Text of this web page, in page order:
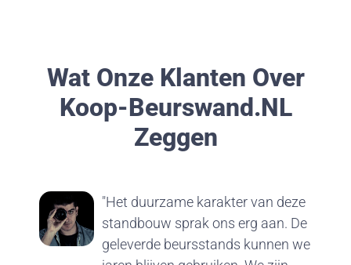
Wat Onze Klanten Over
Koop-Beurswand.nL
Zeggen
"Het duurzame karakter van deze
standbouw sprak ons erg aan. De
geleverde beursstands kunnen we